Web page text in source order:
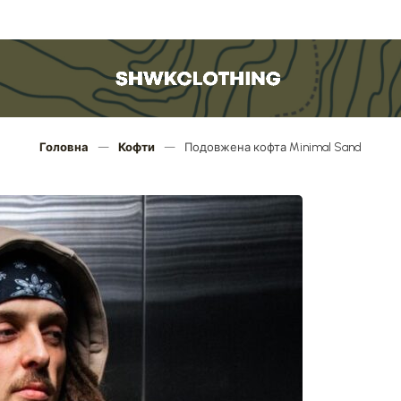
SHWKCLOTHING
Головна — Кофти — Подовжена кофта Minimal Sand